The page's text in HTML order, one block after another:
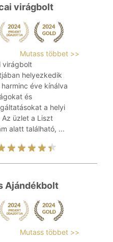
virágbolt
Mutass többet >>
virágbolt
helyezkedik
éve kínálva
és
a helyi
Az üzlet a Liszt
alatt található, ...
Ajándékbolt
Mutass többet >>